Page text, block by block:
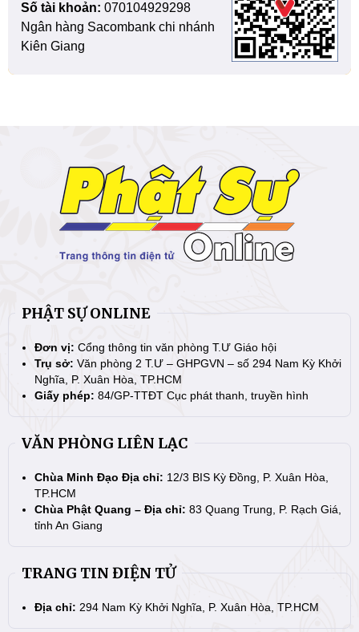
Số tài khoản: 070104929298
Ngân hàng Sacombank chi nhánh
Kiên Giang
PHẬT SỰ ONLINE
Đơn vị: Cổng thông tin văn phòng T.Ư Giáo hội
Trụ sở: Văn phòng 2 T.Ư – GHPGVN – số 294 Nam Kỳ Khởi
Nghĩa, P. Xuân Hòa, TP.HCM
Giấy phép: 84/GP-TTĐT Cục phát thanh, truyền hình
VĂN PHÒNG LIÊN LẠC
Chùa Minh Đạo Địa chỉ: 12/3 BIS Kỳ Đồng, P. Xuân Hòa,
TP.HCM
Chùa Phật Quang – Địa chỉ: 83 Quang Trung, P. Rạch Giá,
tỉnh An Giang
TRANG TIN ĐIỆN TỬ
Địa chỉ: 294 Nam Kỳ Khởi Nghĩa, P. Xuân Hòa, TP.HCM